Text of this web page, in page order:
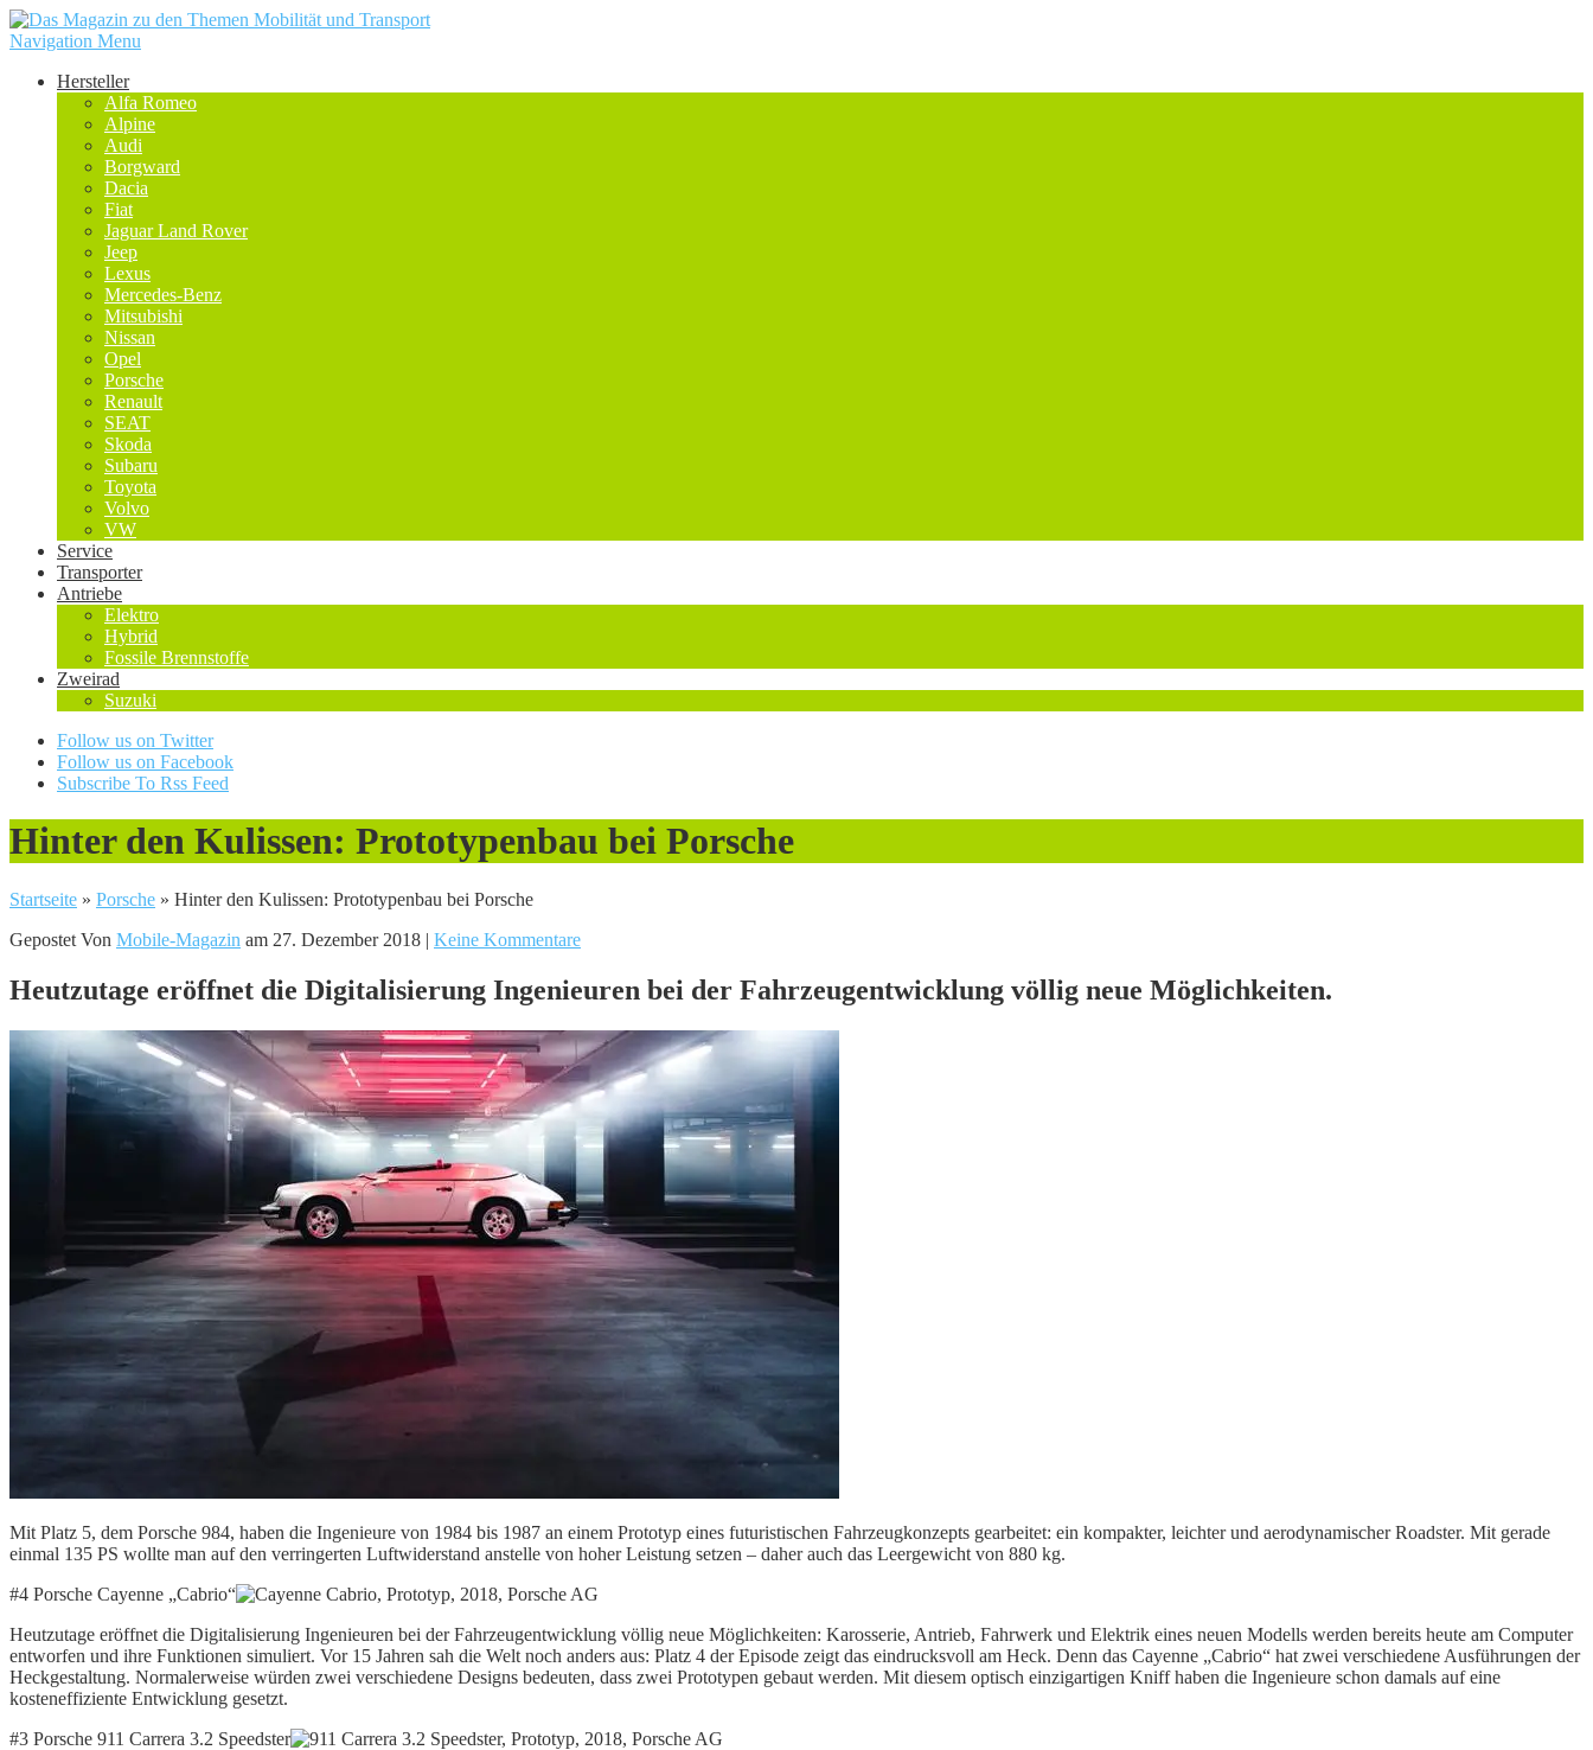
Navigation Menu
Hersteller
Alfa Romeo
Alpine
Audi
Borgward
Dacia
Fiat
Jaguar Land Rover
Jeep
Lexus
Mercedes-Benz
Mitsubishi
Nissan
Opel
Porsche
Renault
SEAT
Skoda
Subaru
Toyota
Volvo
VW
Service
Transporter
Antriebe
Elektro
Hybrid
Fossile Brennstoffe
Zweirad
Suzuki
Follow us on Twitter
Follow us on Facebook
Subscribe To Rss Feed
Hinter den Kulissen: Prototypenbau bei Porsche
Startseite » Porsche » Hinter den Kulissen: Prototypenbau bei Porsche
Gepostet Von Mobile-Magazin am 27. Dezember 2018 | Keine Kommentare
Heutzutage eröffnet die Digitalisierung Ingenieuren bei der Fahrzeugentwicklung völlig neue Möglichkeiten.
Mit Platz 5, dem Porsche 984, haben die Ingenieure von 1984 bis 1987 an einem Prototyp eines futuristischen Fahrzeugkonzepts gearbeitet: ein kompakter, leichter und aerodynamischer Roadster. Mit gerade
einmal 135 PS wollte man auf den verringerten Luftwiderstand anstelle von hoher Leistung setzen – daher auch das Leergewicht von 880 kg.
#4 Porsche Cayenne „Cabrio“
Heutzutage eröffnet die Digitalisierung Ingenieuren bei der Fahrzeugentwicklung völlig neue Möglichkeiten: Karosserie, Antrieb, Fahrwerk und Elektrik eines neuen Modells werden bereits heute am Computer
entworfen und ihre Funktionen simuliert. Vor 15 Jahren sah die Welt noch anders aus: Platz 4 der Episode zeigt das eindrucksvoll am Heck. Denn das Cayenne „Cabrio“ hat zwei verschiedene Ausführungen der
Heckgestaltung. Normalerweise würden zwei verschiedene Designs bedeuten, dass zwei Prototypen gebaut werden. Mit diesem optisch einzigartigen Kniff haben die Ingenieure schon damals auf eine
kosteneffiziente Entwicklung gesetzt.
#3 Porsche 911 Carrera 3.2 Speedster